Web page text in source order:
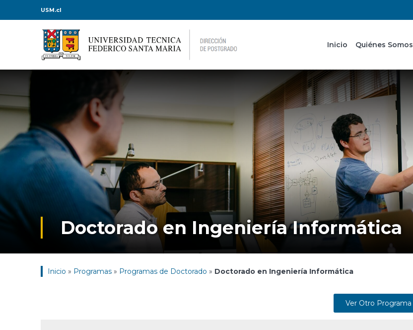
USM.cl
Inicio Quiénes Somos
Doctorado en Ingeniería Informática
Inicio » Programas » Programas de Doctorado » Doctorado en Ingeniería Informática
Ver Otro Programa